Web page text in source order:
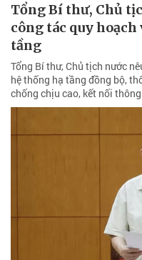
Tổng Bí thư, Chủ
công tác quy
tầng
Tổng Bí thư, Chủ tịch nước
hệ thống hạ tầng đồng bộ,
chống chịu cao, kết nối